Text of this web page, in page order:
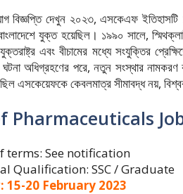
বিজ্ঞপ্তি দেখুন ২০২৩, এসকেএফ ইতিহাসটি
যুক্ত হয়েছিল। ১৯৯০ সালে,
যুক্তরাষ্ট্র এবং বীচামের মধ্যে সংযুক্তির
অধিগ্রহণের পরে, নতুন সংস্থার
এসকেয়েফকে কেবলমাত্র সীমাবদ্ধ নয়,
Pharmaceuticals
terms: See notification
Qualification: SSC / Graduate
20 February 2023